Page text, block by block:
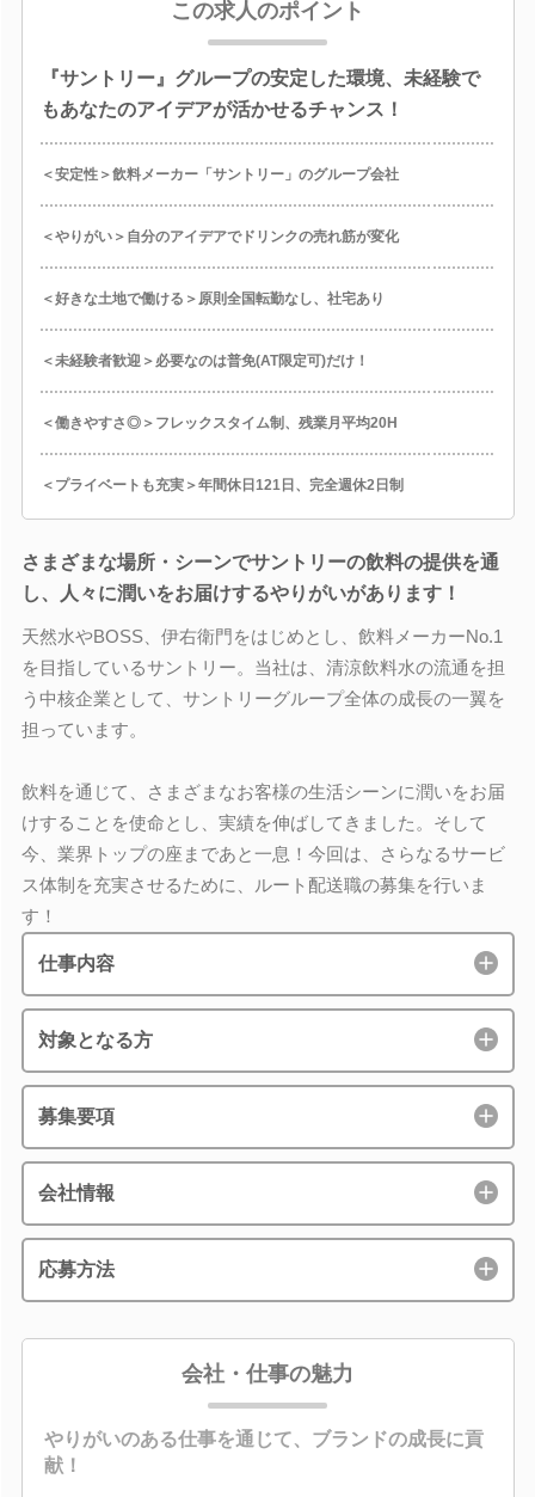
この求人のポイント
『サントリー』グループの安定した環境、未経験で
もあなたのアイデアが活かせるチャンス！
＜安定性＞飲料メーカー「サントリー」のグループ会社
＜やりがい＞自分のアイデアでドリンクの売れ筋が変化
＜好きな土地で働ける＞原則全国転勤なし、社宅あり
＜未経験者歓迎＞必要なのは普免(AT限定可)だけ！
＜働きやすさ◎＞フレックスタイム制、残業月平均20H
＜プライベートも充実＞年間休日121日、完全週休2日制
さまざまな場所・シーンでサントリーの飲料の提供を通
し、人々に潤いをお届けするやりがいがあります！
天然水やBOSS、伊右衛門をはじめとし、飲料メーカーNo.1
を目指しているサントリー。当社は、清涼飲料水の流通を担
う中核企業として、サントリーグループ全体の成長の一翼を
担っています。
飲料を通じて、さまざまなお客様の生活シーンに潤いをお届
けすることを使命とし、実績を伸ばしてきました。そして
今、業界トップの座まであと一息！今回は、さらなるサービ
ス体制を充実させるために、ルート配送職の募集を行いま
す！
仕事内容
対象となる方
募集要項
会社情報
応募方法
会社・仕事の魅力
やりがいのある仕事を通じて、ブランドの成長に貢
献！